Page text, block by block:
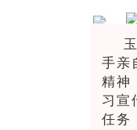
手亲
精神
习宣
任务